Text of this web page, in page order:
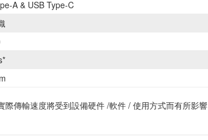
A & USB Type-C
傳輸速度將受到設備硬件 /軟件 / 使用方式而有所影響